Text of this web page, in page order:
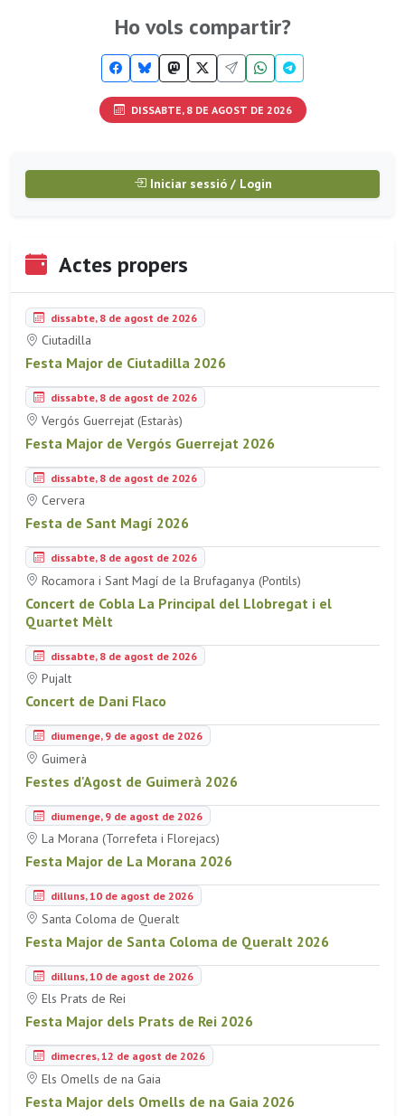
Ho vols compartir?
DISSABTE, 8 DE AGOST DE 2026
Iniciar sessió / Login
Actes propers
dissabte, 8 de agost de 2026
Ciutadilla
Festa Major de Ciutadilla 2026
dissabte, 8 de agost de 2026
Vergós Guerrejat (Estaràs)
Festa Major de Vergós Guerrejat 2026
dissabte, 8 de agost de 2026
Cervera
Festa de Sant Magí 2026
dissabte, 8 de agost de 2026
Rocamora i Sant Magí de la Brufaganya (Pontils)
Concert de Cobla La Principal del Llobregat i el
Quartet Mèlt
dissabte, 8 de agost de 2026
Pujalt
Concert de Dani Flaco
diumenge, 9 de agost de 2026
Guimerà
Festes d'Agost de Guimerà 2026
diumenge, 9 de agost de 2026
La Morana (Torrefeta i Florejacs)
Festa Major de La Morana 2026
dilluns, 10 de agost de 2026
Santa Coloma de Queralt
Festa Major de Santa Coloma de Queralt 2026
dilluns, 10 de agost de 2026
Els Prats de Rei
Festa Major dels Prats de Rei 2026
dimecres, 12 de agost de 2026
Els Omells de na Gaia
Festa Major dels Omells de na Gaia 2026